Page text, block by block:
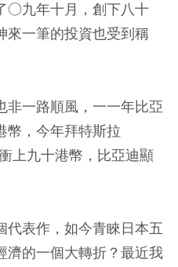
○九年十月，創下八十
來一筆的投資也受到稱
非一路順風，一一年比亞
幣，今年拜特斯拉
上九十港幣，比亞迪顯
代表作，如今青睞日本五
濟的一個大轉折？最近我